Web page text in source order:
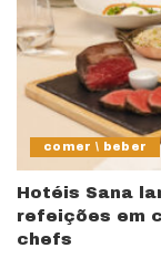
comer \ beber
Hotéis Sana
refeições em
chefs